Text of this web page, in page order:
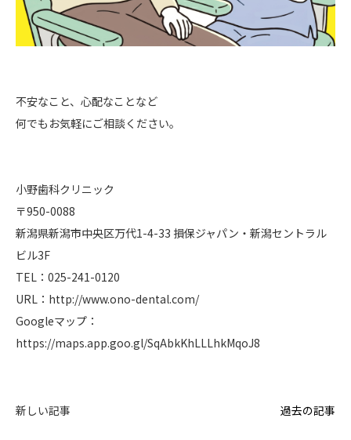
不安なこと、心配なことなど
何でもお気軽にご相談ください。
小野歯科クリニック
〒950-0088
新潟県新潟市中央区万代1-4-33 損保ジャパン・新潟セントラル
ビル3F
TEL：025-241-0120
URL： http://www.ono-dental.com/
Googleマップ：
https://maps.app.goo.gl/SqAbkKhLLLhkMqoJ8
新しい記事 過去の記事